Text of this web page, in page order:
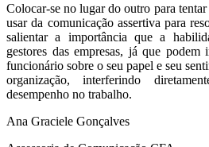
Colocar-se no lugar do outro para
usar da comunicação assertiva para
salientar a importância que a
gestores das empresas, já que
funcionário sobre o seu papel e seu
organização, interferindo
desempenho no trabalho.
Ana Graciele Gonçalves